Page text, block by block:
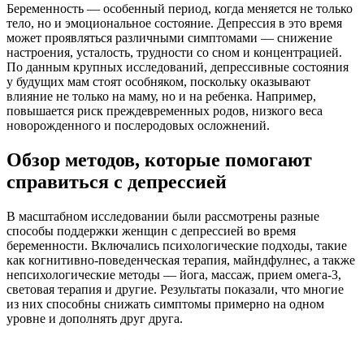
Беременность — особенный период, когда меняется не только
тело, но и эмоциональное состояние. Депрессия в это время
может проявляться различными симптомами — снижение
настроения, усталость, трудности со сном и концентрацией.
По данным крупных исследований, депрессивные состояния
у будущих мам стоят особняком, поскольку оказывают
влияние не только на маму, но и на ребенка. Например,
повышается риск преждевременных родов, низкого веса
новорожденного и послеродовых осложнений.
Обзор методов, которые помогают
справиться с депрессией
В масштабном исследовании были рассмотрены разные
способы поддержки женщин с депрессией во время
беременности. Включались психологические подходы, такие
как когнитивно-поведенческая терапия, майндфулнес, а также
непсихологические методы — йога, массаж, прием омега-3,
световая терапия и другие. Результаты показали, что многие
из них способны снижать симптомы примерно на одном
уровне и дополнять друг друга.